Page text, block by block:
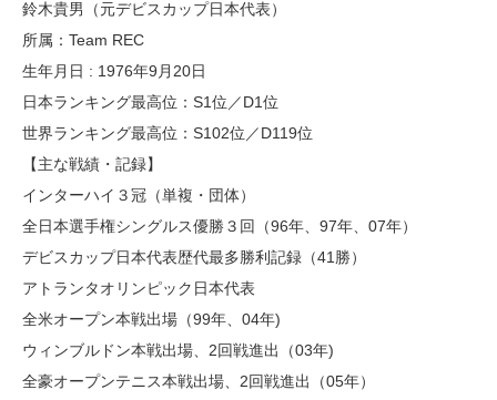
鈴木貴男（元デビスカップ日本代表）
所属：Team REC
生年月日 : 1976年9月20日
日本ランキング最高位：S1位／D1位
世界ランキング最高位：S102位／D119位
【主な戦績・記録】
インターハイ３冠（単複・団体）
全日本選手権シングルス優勝３回（96年、97年、07年）
デビスカップ日本代表歴代最多勝利記録（41勝）
アトランタオリンピック日本代表
全米オープン本戦出場（99年、04年)
ウィンブルドン本戦出場、2回戦進出（03年)
全豪オープンテニス本戦出場、2回戦進出（05年）